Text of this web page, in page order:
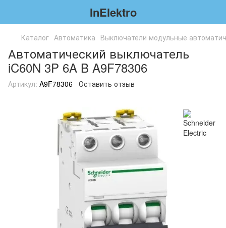
InElektro
Каталог Автоматика Выключатели модульные
Автоматический выключатель
iC60N 3P 6A B A9F78306
Артикул: A9F78306 Оставить отзыв